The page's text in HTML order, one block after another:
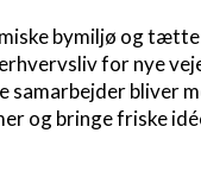
bymiljø og
for nye
bliver
og bringe friske